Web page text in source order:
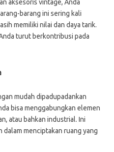
aksesoris vintage, Anda
barang ini sering kali
memiliki nilai dan daya tarik.
turut berkontribusi pada
mudah dipadupadankan
bisa menggabungkan elemen
atau bahkan industrial. Ini
dalam menciptakan ruang yang